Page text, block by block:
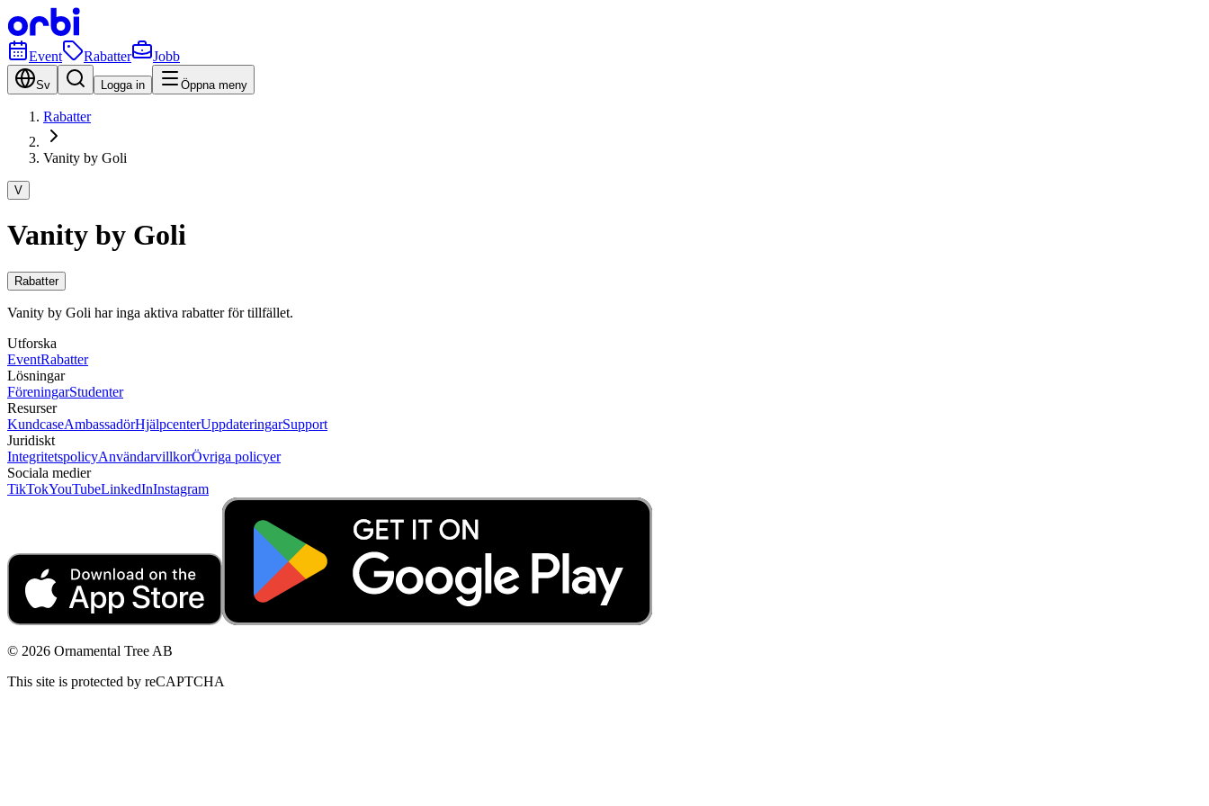
Event Rabatter Jobb
Sv Logga in Öppna meny
Rabatter
Vanity by Goli
V
Vanity by Goli
Rabatter
Vanity by Goli har inga aktiva rabatter för tillfället.
Utforska
EventRabatter
Lösningar
FöreningarStudenter
Resurser
KundcaseAmbassadörHjälpcenterUppdateringarSupport
Juridiskt
IntegritetspolicyAnvändarvillkorÖvriga policyer
Sociala medier
TikTokYouTubeLinkedInInstagram
© 2026 Ornamental Tree AB
This site is protected by reCAPTCHA